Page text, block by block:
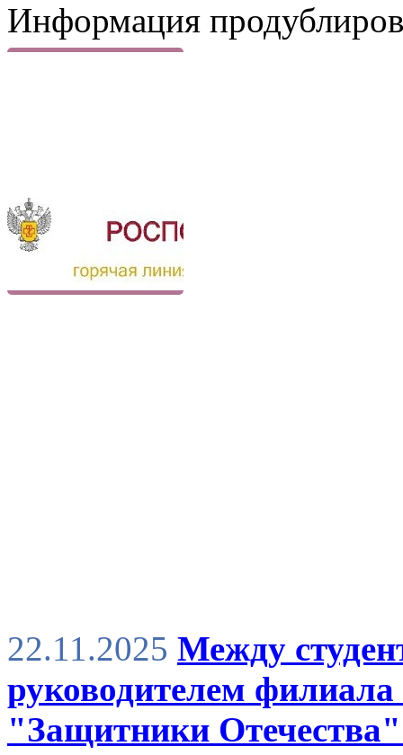
Информация
22.11.2025 Между
руководителем филиала
"Защитники Отечества"